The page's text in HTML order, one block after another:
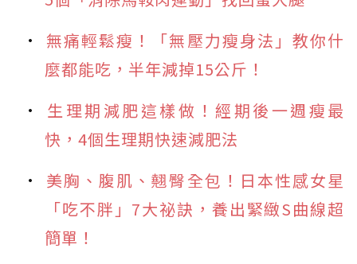
無痛輕鬆瘦！「無壓力瘦身法」教你什
麼都能吃，半年減掉15公斤！
生理期減肥這樣做！經期後一週瘦最
快，4個生理期快速減肥法
美胸、腹肌、翹臀全包！日本性感女星
「吃不胖」7大祕訣，養出緊緻S曲線超
簡單！